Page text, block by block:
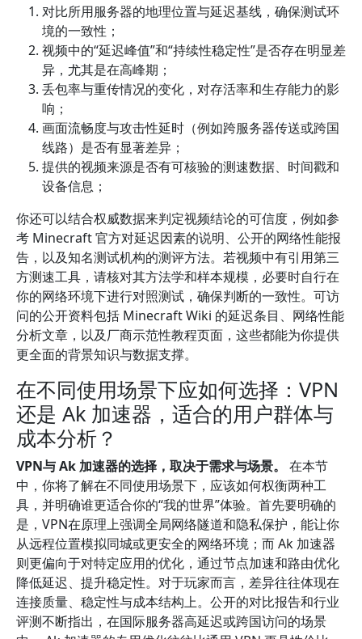
对比所用服务器的地理位置与延迟基线，确保测试环
境的一致性；
视频中的“延迟峰值”和“持续性稳定性”是否存在明显差
异，尤其是在高峰期；
丢包率与重传情况的变化，对存活率和生存能力的影
响；
画面流畅度与攻击性延时（例如跨服务器传送或跨国
线路）是否有显著差异；
提供的视频来源是否有可核验的测速数据、时间戳和
设备信息；
你还可以结合权威数据来判定视频结论的可信度，例如参
考 Minecraft 官方对延迟因素的说明、公开的网络性能报
告，以及知名测试机构的测评方法。若视频中有引用第三
方测速工具，请核对其方法学和样本规模，必要时自行在
你的网络环境下进行对照测试，确保判断的一致性。可访
问的公开资料包括 Minecraft Wiki 的延迟条目、网络性能
分析文章，以及厂商示范性教程页面，这些都能为你提供
更全面的背景知识与数据支撑。
在不同使用场景下应如何选择：VPN
还是 Ak 加速器，适合的用户群体与
成本分析？
VPN与 Ak 加速器的选择，取决于需求与场景。
在本节
中，你将了解在不同使用场景下，应该如何权衡两种工
具，并明确谁更适合你的“我的世界”体验。首先要明确的
是，VPN在原理上强调全局网络隧道和隐私保护，能让你
从远程位置模拟同城或更安全的网络环境；而 Ak 加速器
则更偏向于对特定应用的优化，通过节点加速和路由优化
降低延迟、提升稳定性。对于玩家而言，差异往往体现在
连接质量、稳定性与成本结构上。公开的对比报告和行业
评测不断指出，在国际服务器高延迟或跨国访问的场景